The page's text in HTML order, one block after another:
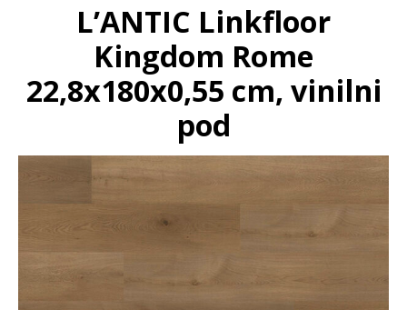
L’ANTIC Linkfloor
Kingdom Rome
22,8x180x0,55 cm, vinilni
pod